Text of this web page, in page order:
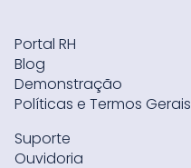
Portal RH
Blog
Demonstração
Políticas e Termos Gerais
Suporte
Ouvidoria